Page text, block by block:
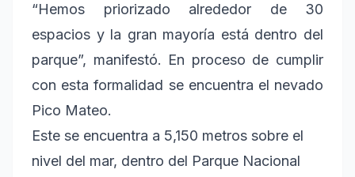
“Hemos priorizado alrededor de 30
espacios y la gran mayoría está dentro del
parque”, manifestó. En proceso de cumplir
con esta formalidad se encuentra el nevado
Pico Mateo.
Este se encuentra a 5,150 metros sobre el
nivel del mar, dentro del Parque Nacional